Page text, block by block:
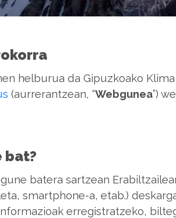
helburua da Gipuzkoako
(aurrerantzean, “Webgunea”)
bat?
batera sartzean
smartphone-a, etab.)
erregistratzeko,